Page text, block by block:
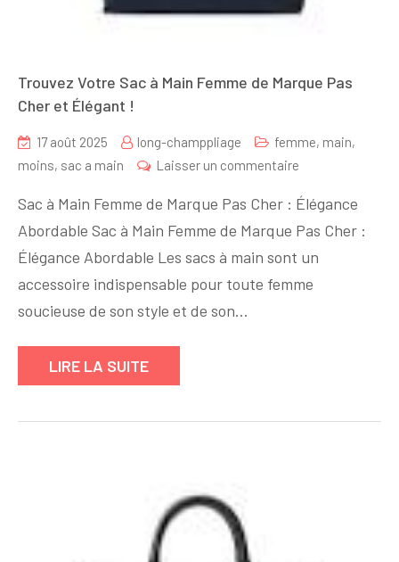
Trouvez Votre Sac à Main Femme de Marque Pas
Cher et Élégant !
17 août 2025 long-champpliage femme, main,
moins, sac a main Laisser un commentaire
Votre
Sac
à
Main
et
Sac à Main Femme de Marque Pas Cher : Élégance
Abordable Sac à Main Femme de Marque Pas Cher :
Élégance Abordable Les sacs à main sont un
accessoire indispensable pour toute femme
soucieuse de son style et de son…
LIRE LA SUITE